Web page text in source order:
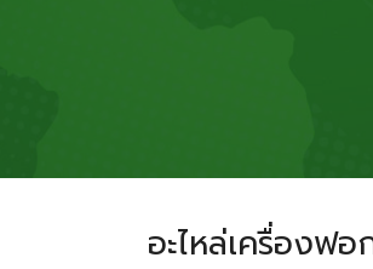
อะไหล่เครื่องฟอ